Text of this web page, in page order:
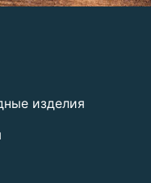
изделия